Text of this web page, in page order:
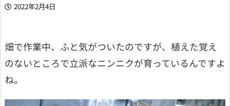
2022年2月4日
畑で作業中、ふと気がついたのですが、植えた覚え
のないところで立派なニンニクが育っているんですよ
ね。